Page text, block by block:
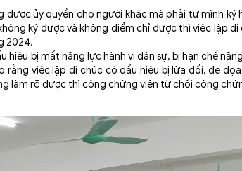
ủy quyền cho người khác mà phải tự mình ký
ký được và không điểm chỉ được thì việc lập
2024.
bị mất năng lực hành vi dân sự, bị hạn chế
việc lập di chúc có dấu hiệu bị lừa dối, đe
làm rõ được thì công chứng viên từ chối công